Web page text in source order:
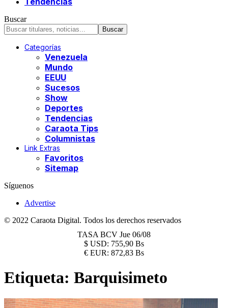
Buscar
Categorías
Venezuela
Mundo
EEUU
Sucesos
Show
Deportes
Tendencias
Caraota Tips
Columnistas
Link Extras
Favoritos
Sitemap
Síguenos
Advertise
© 2022 Caraota Digital. Todos los derechos reservados
TASA BCV Jue 06/08
$ USD: 755,90 Bs
€ EUR: 872,83 Bs
Etiqueta: Barquisimeto